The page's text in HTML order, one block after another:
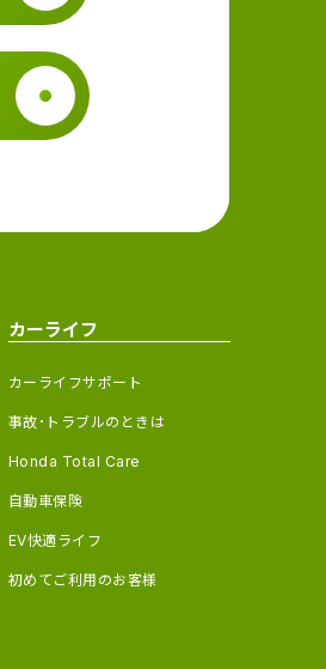
カーライフ
カーライフサポート
事故･トラブルのときは
Honda Total Care
自動車保険
EV快適ライフ
初めてご利用のお客様